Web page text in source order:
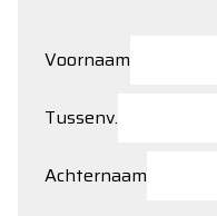
Voornaam
Tussenv.
Achternaam